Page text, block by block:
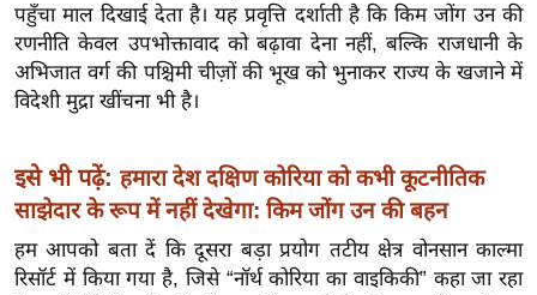
श
ख्सि
य
त
ग
इं
डि
या
पहुँचा माल दिखाई देता है। यह प्रवृत्ति दर्शाती है कि किम जोंग उन की
रणनीति केवल उपभोक्तावाद को बढ़ावा देना नहीं, बल्कि राजधानी के
अभिजात वर्ग की पश्चिमी चीज़ों की भूख को भुनाकर राज्य के खजाने में
विदेशी मुद्रा खींचना भी है।
इसे भी पढ़ें: हमारा देश दक्षिण कोरिया को कभी कूटनीतिक
साझेदार के रूप में नहीं देखेगा: किम जोंग उन की बहन
हम आपको बता दें कि दूसरा बड़ा प्रयोग तटीय क्षेत्र वोनसान काल्मा
रिसॉर्ट में किया गया है, जिसे “नॉर्थ कोरिया का वाइकिकी” कहा जा रहा